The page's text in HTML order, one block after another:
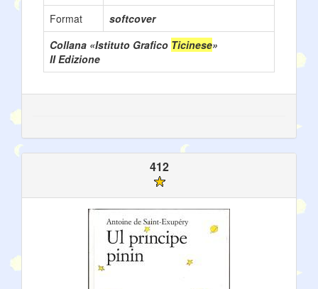
Format
softcover
Collana «Istituto Grafico Ticinese»
II Edizione
412